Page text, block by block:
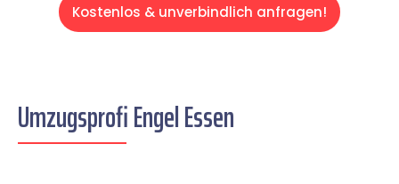
Kostenlos & unverbindlich anfragen!
Umzugsprofi Engel Essen